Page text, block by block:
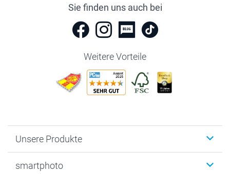
Sie finden uns auch bei
Weitere Vorteile
Unsere Produkte
Fotogeschenke
smartphoto